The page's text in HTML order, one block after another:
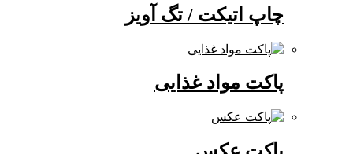
چاپ اتیکت / تگ آویز
پاکت مواد غذایی